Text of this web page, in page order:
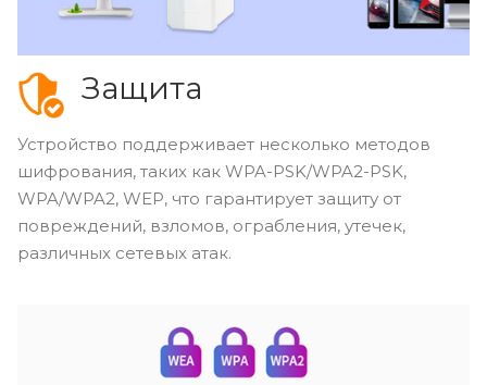
Защита
Устройство поддерживает несколько методов
шифрования, таких как WPA-PSK/WPA2-PSK,
WPA/WPA2, WEP, что гарантирует защиту от
повреждений, взломов, ограбления, утечек,
различных сетевых атак.